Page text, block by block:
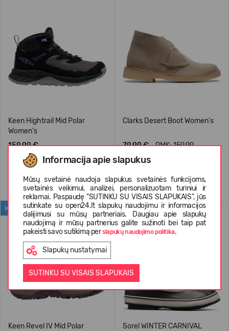
Informacija apie slapukus
Mūsų svetainė naudoja slapukus svetainės funkcijoms,
svetainės veikimui, analizei, personalizuotam turiniui ir
reklamai. Paspaudę "SUTINKU SU VISAIS SLAPUKAIS", jūs
sutinkate su open24.lt slapukų naudojimu ir informacijos
dalijimusi su mūsų partneriais. Daugiau apie slapukų
naudojimą ir mūsų partnerius galite sužinoti bei taip pat
pakeisti savo sutikimą perslapukų naudojimo politika.
Slapukų nustatymai
SUTINKU SU VISAIS SLAPUKAIS
Keen Hightrail Mid Polar
Women's
159,99 €
Clarks Desert Boot Women's
79,99 € RMK: 159.99
WATERPROOF
Keen Revel IV Mid Polar
Sorel WINTER CARNIVAL